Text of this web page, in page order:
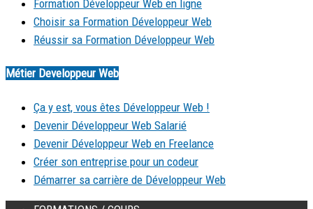
Formation Développeur Web en ligne
Choisir sa Formation Développeur Web
Réussir sa Formation Développeur Web
Métier Developpeur Web
Ça y est, vous êtes Développeur Web !
Devenir Développeur Web Salarié
Devenir Développeur Web en Freelance
Créer son entreprise pour un codeur
Démarrer sa carrière de Développeur Web